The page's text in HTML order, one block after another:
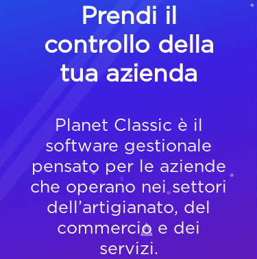
Prendi il
controllo della
tua azienda
Planet Classic è il
software gestionale
pensato per le aziende
che operano nei settori
dell’artigianato, del
commercio e dei
servizi.